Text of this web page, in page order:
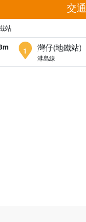
交通
站
1 灣仔(地鐵站)
港島線